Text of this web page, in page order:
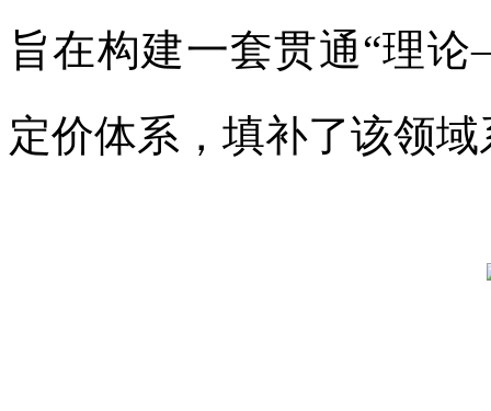
旨在构建一套贯通“理
定价体系，填补了该领